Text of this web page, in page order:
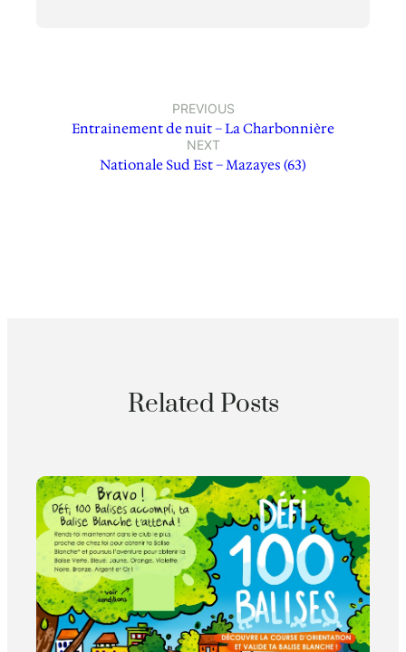
PREVIOUS
Entrainement de nuit – La Charbonnière
NEXT
Nationale Sud Est – Mazayes (63)
Related Posts